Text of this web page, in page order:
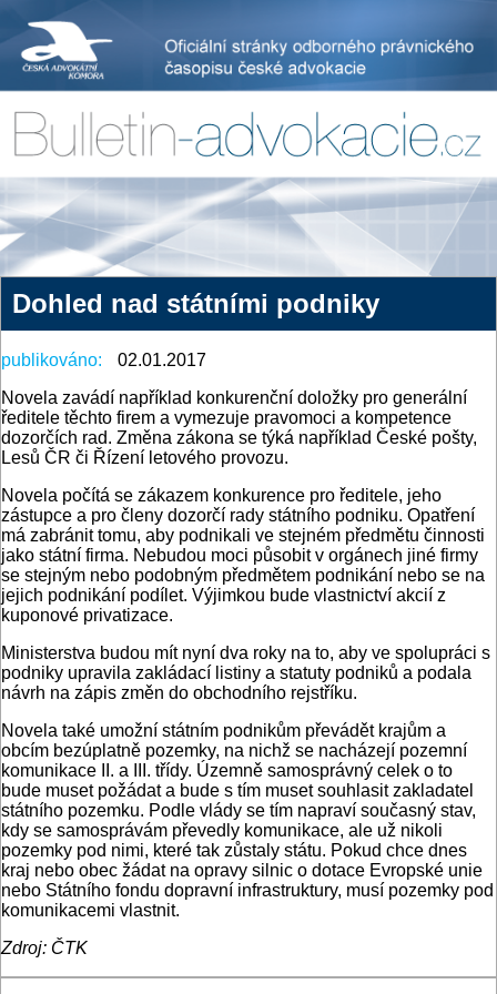
Dohled nad státními podniky
publikováno:
02.01.2017
Novela zavádí například konkurenční doložky pro generální
ředitele těchto firem a vymezuje pravomoci a kompetence
dozorčích rad. Změna zákona se týká například České pošty,
Lesů ČR či Řízení letového provozu.
Novela počítá se zákazem konkurence pro ředitele, jeho
zástupce a pro členy dozorčí rady státního podniku. Opatření
má zabránit tomu, aby podnikali ve stejném předmětu činnosti
jako státní firma. Nebudou moci působit v orgánech jiné firmy
se stejným nebo podobným předmětem podnikání nebo se na
jejich podnikání podílet. Výjimkou bude vlastnictví akcií z
kuponové privatizace.
Ministerstva budou mít nyní dva roky na to, aby ve spolupráci s
podniky upravila zakládací listiny a statuty podniků a podala
návrh na zápis změn do obchodního rejstříku.
Novela také umožní státním podnikům převádět krajům a
obcím bezúplatně pozemky, na nichž se nacházejí pozemní
komunikace II. a III. třídy. Územně samosprávný celek o to
bude muset požádat a bude s tím muset souhlasit zakladatel
státního pozemku. Podle vlády se tím napraví současný stav,
kdy se samosprávám převedly komunikace, ale už nikoli
pozemky pod nimi, které tak zůstaly státu. Pokud chce dnes
kraj nebo obec žádat na opravy silnic o dotace Evropské unie
nebo Státního fondu dopravní infrastruktury, musí pozemky pod
komunikacemi vlastnit.
Zdroj: ČTK